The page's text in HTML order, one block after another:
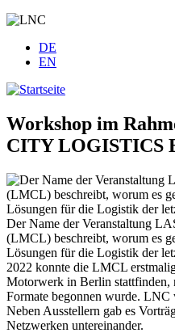
DE
EN
Workshop im
CITY LOGISTICS
Der Name der Veranstaltung
(LMCL) beschreibt, worum es
Lösungen für die Logistik der
2022 konnte die LMCL
Motorwerk in Berlin stattfinden,
Formate begonnen wurde. LNC
Neben Ausstellern gab es
Netzwerken untereinander.